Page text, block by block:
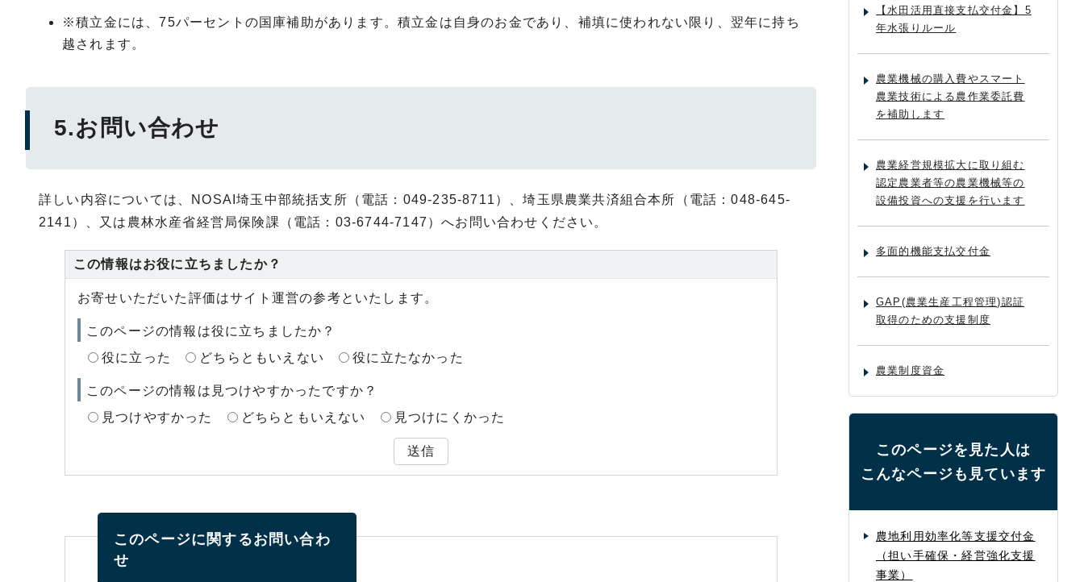
※積立金には、75パーセントの国庫補助があります。積立金は自身のお金であり、補填に使われない限り、翌年に持ち
越されます。
5.お問い合わせ
詳しい内容については、NOSAI埼玉中部統括支所（電話：049-235-8711）、埼玉県農業共済組合本所（電話：048-645-
2141）、又は農林水産省経営局保険課（電話：03-6744-7147）へお問い合わせください。
この情報はお役に立ちましたか？
お寄せいただいた評価はサイト運営の参考といたします。
このページの情報は役に立ちましたか？
役に立った
どちらともいえない 役に立たなかった
このページの情報は見つけやすかったですか？
見つけやすかった
どちらともいえない 見つけにくかった
送信
このページに関するお問い合わ
せ
【水田活用直接支払交付金】5
年水張りルール
農業機械の購入費やスマート
農業技術による農作業委託費
を補助します
農業経営規模拡大に取り組む
認定農業者等の農業機械等の
設備投資への支援を行います
多面的機能支払交付金
GAP(農業生産工程管理)認証
取得のための支援制度
農業制度資金
このページを見た人は
こんなページも見ています
農地利用効率化等支援交付金
（担い手確保・経営強化支援
事業）